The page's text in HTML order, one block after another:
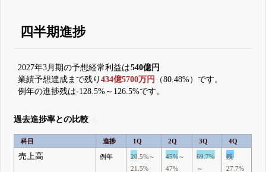
四半期進捗
2027年3月期の予想経常利益は540億円
業績予想達成まで残り434億5700万円
（80.48%）です。
例年の進捗残は-128.5%～126.5%です。
過去進捗率との比較
科目 進捗 1Q 2Q 3Q 4Q
売上高 例年
20.5%～
21.5%
45%～
47%
69.7%
～
残
27.7%